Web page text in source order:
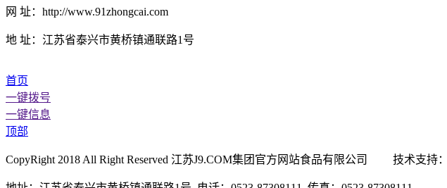
网 址：http://www.91zhongcai.com
地 址：江苏省泰兴市黄桥镇通联路1号
首页
一键拨号
一键信息
顶部
CopyRight 2018 All Right Reserved 江苏J9.COM集团官方网站食品有限公司 技术支持：